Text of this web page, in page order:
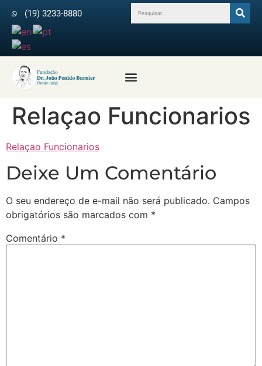
(19) 3233-8880
Relaçao Funcionarios
Relaçao Funcionarios
Deixe Um Comentário
O seu endereço de e-mail não será publicado. Campos
obrigatórios são marcados com *
Comentário *